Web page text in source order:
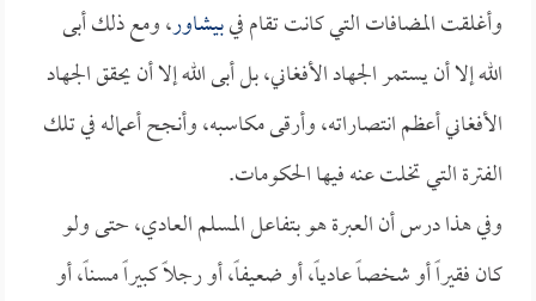
وأغلقت المضافات التي كانت تقام فيبيشاور، ومع ذلك أبى
الله إلا أن يستمر الجهاد الأفغاني، بل أبى الله إلا أن يحقق الجهاد
الأفغاني أعظم انتصاراته، وأرقى مكاسبه، وأنجح أعماله في تلك
الفترة التي تخلت عنه فيها الحكومات.
وفي هذا درس أن العبرة هو بتفاعل المسلم العادي، حتى ولو
كان فقيراً أو شخصاً عادياً، أو ضعيفاً، أو رجلاً كبيراً مسناً، أو